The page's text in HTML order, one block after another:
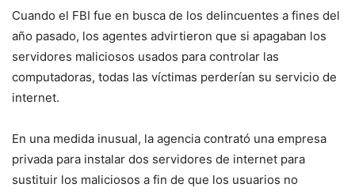
Cuando el FBI fue en busca de los delincuentes a fines del
año pasado, los agentes advirtieron que si apagaban los
servidores maliciosos usados para controlar las
computadoras, todas las víctimas perderían su servicio de
internet.
En una medida inusual, la agencia contrató una empresa
privada para instalar dos servidores de internet para
sustituir los maliciosos a fin de que los usuarios no